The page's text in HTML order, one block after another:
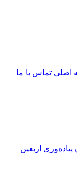
اصلی تماس با ما
اربعین